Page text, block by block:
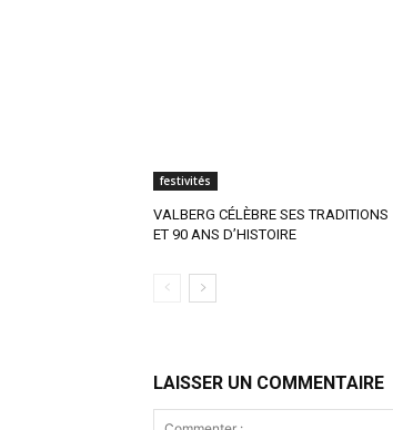
festivités
VALBERG CÉLÈBRE SES TRADITIONS
ET 90 ANS D’HISTOIRE
LAISSER UN COMMENTAIRE